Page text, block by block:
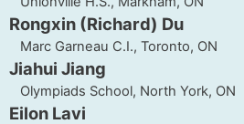
Rongxin (Richard) Du
Marc Garneau C.I., Toronto, ON
Jiahui Jiang
Olympiads School, North York, ON
Eilon Lavi